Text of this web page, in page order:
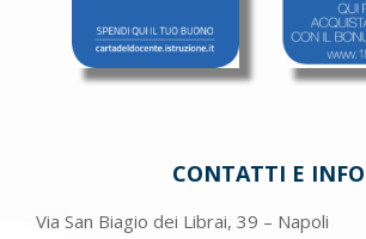
CONTATTI E INFO
Via San Biagio dei Librai, 39 – Napoli